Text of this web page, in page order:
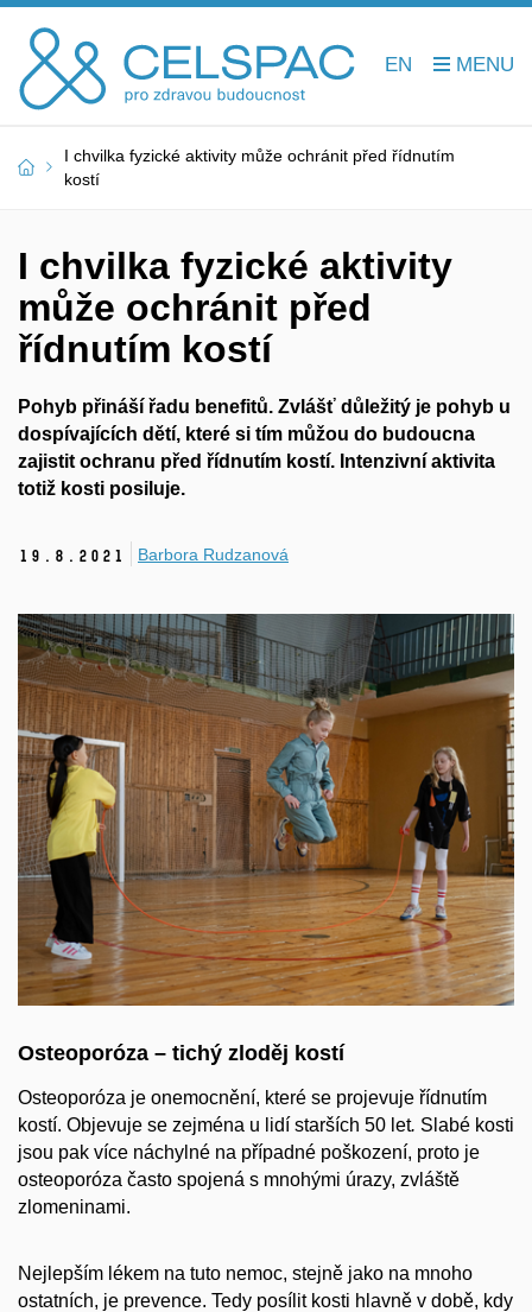
EN
I chvilka fyzické aktivity může ochránit před řídnutím
kostí
I chvilka fyzické aktivity
může ochránit před
řídnutím kostí
Pohyb přináší řadu benefitů. Zvlášť důležitý je pohyb u
dospívajících dětí, které si tím můžou do budoucna
zajistit ochranu před řídnutím kostí. Intenzivní aktivita
totiž kosti posiluje.
19. 8. 2021 Barbora Rudzanová
Osteoporóza – tichý zloděj kostí
Osteoporóza je onemocnění, které se projevuje řídnutím
kostí. Objevuje se zejména u lidí starších 50 let. Slabé kosti
jsou pak více náchylné na případné poškození, proto je
osteoporóza často spojená s mnohými úrazy, zvláště
zlomeninami.
Nejlepším lékem na tuto nemoc, stejně jako na mnoho
ostatních, je prevence. Tedy posílit kosti hlavně v době, kdy